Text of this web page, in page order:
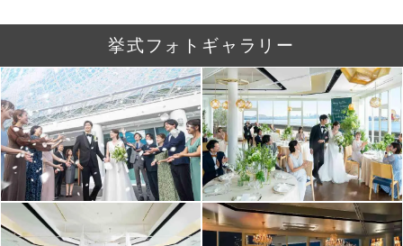
挙式フォトギャラリー